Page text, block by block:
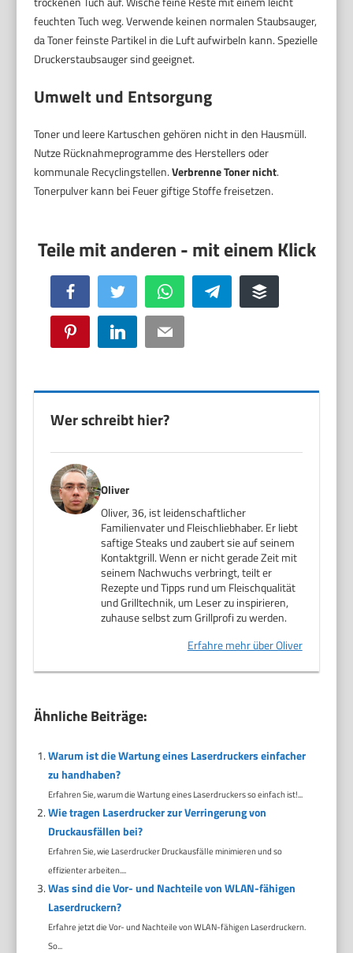
feuchten Tuch weg. Verwende keinen normalen Staubsauger,
da Toner feinste Partikel in die Luft aufwirbeln kann. Spezielle
Druckerstaubsauger sind geeignet.
Umwelt und Entsorgung
Toner und leere Kartuschen gehören nicht in den Hausmüll.
Nutze Rücknahmeprogramme des Herstellers oder
kommunale Recyclingstellen.Verbrenne Toner nicht.
Tonerpulver kann bei Feuer giftige Stoffe freisetzen.
Facebook Twitter WhatsApp Telegram Buffer
Pinterest LinkedIn Email
Wer schreibt hier?
Oliver
Oliver, 36, ist leidenschaftlicher
Familienvater und Fleischliebhaber. Er liebt
saftige Steaks und zaubert sie auf seinem
Kontaktgrill. Wenn er nicht gerade Zeit mit
seinem Nachwuchs verbringt, teilt er
Rezepte und Tipps rund um Fleischqualität
und Grilltechnik, um Leser zu inspirieren,
zuhause selbst zum Grillprofi zu werden.
Erfahre mehr über Oliver
Ähnliche Beiträge:
Warum ist die Wartung eines Laserdruckers einfacher
zu handhaben?
Erfahren Sie, warum die Wartung eines Laserdruckers so einfach ist!...
Wie tragen Laserdrucker zur Verringerung von
Druckausfällen bei?
Erfahren Sie, wie Laserdrucker Druckausfälle minimieren und so
effizienter arbeiten....
Was sind die Vor- und Nachteile von WLAN-fähigen
Laserdruckern?
Erfahre jetzt die Vor- und Nachteile von WLAN-fähigen Laserdruckern.
So...